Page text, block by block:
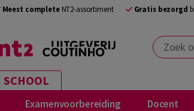
Meest completeNT2-assortiment Gratis bezorgd
Zoek op
SCHOOL
Examenvoorbereiding Docent